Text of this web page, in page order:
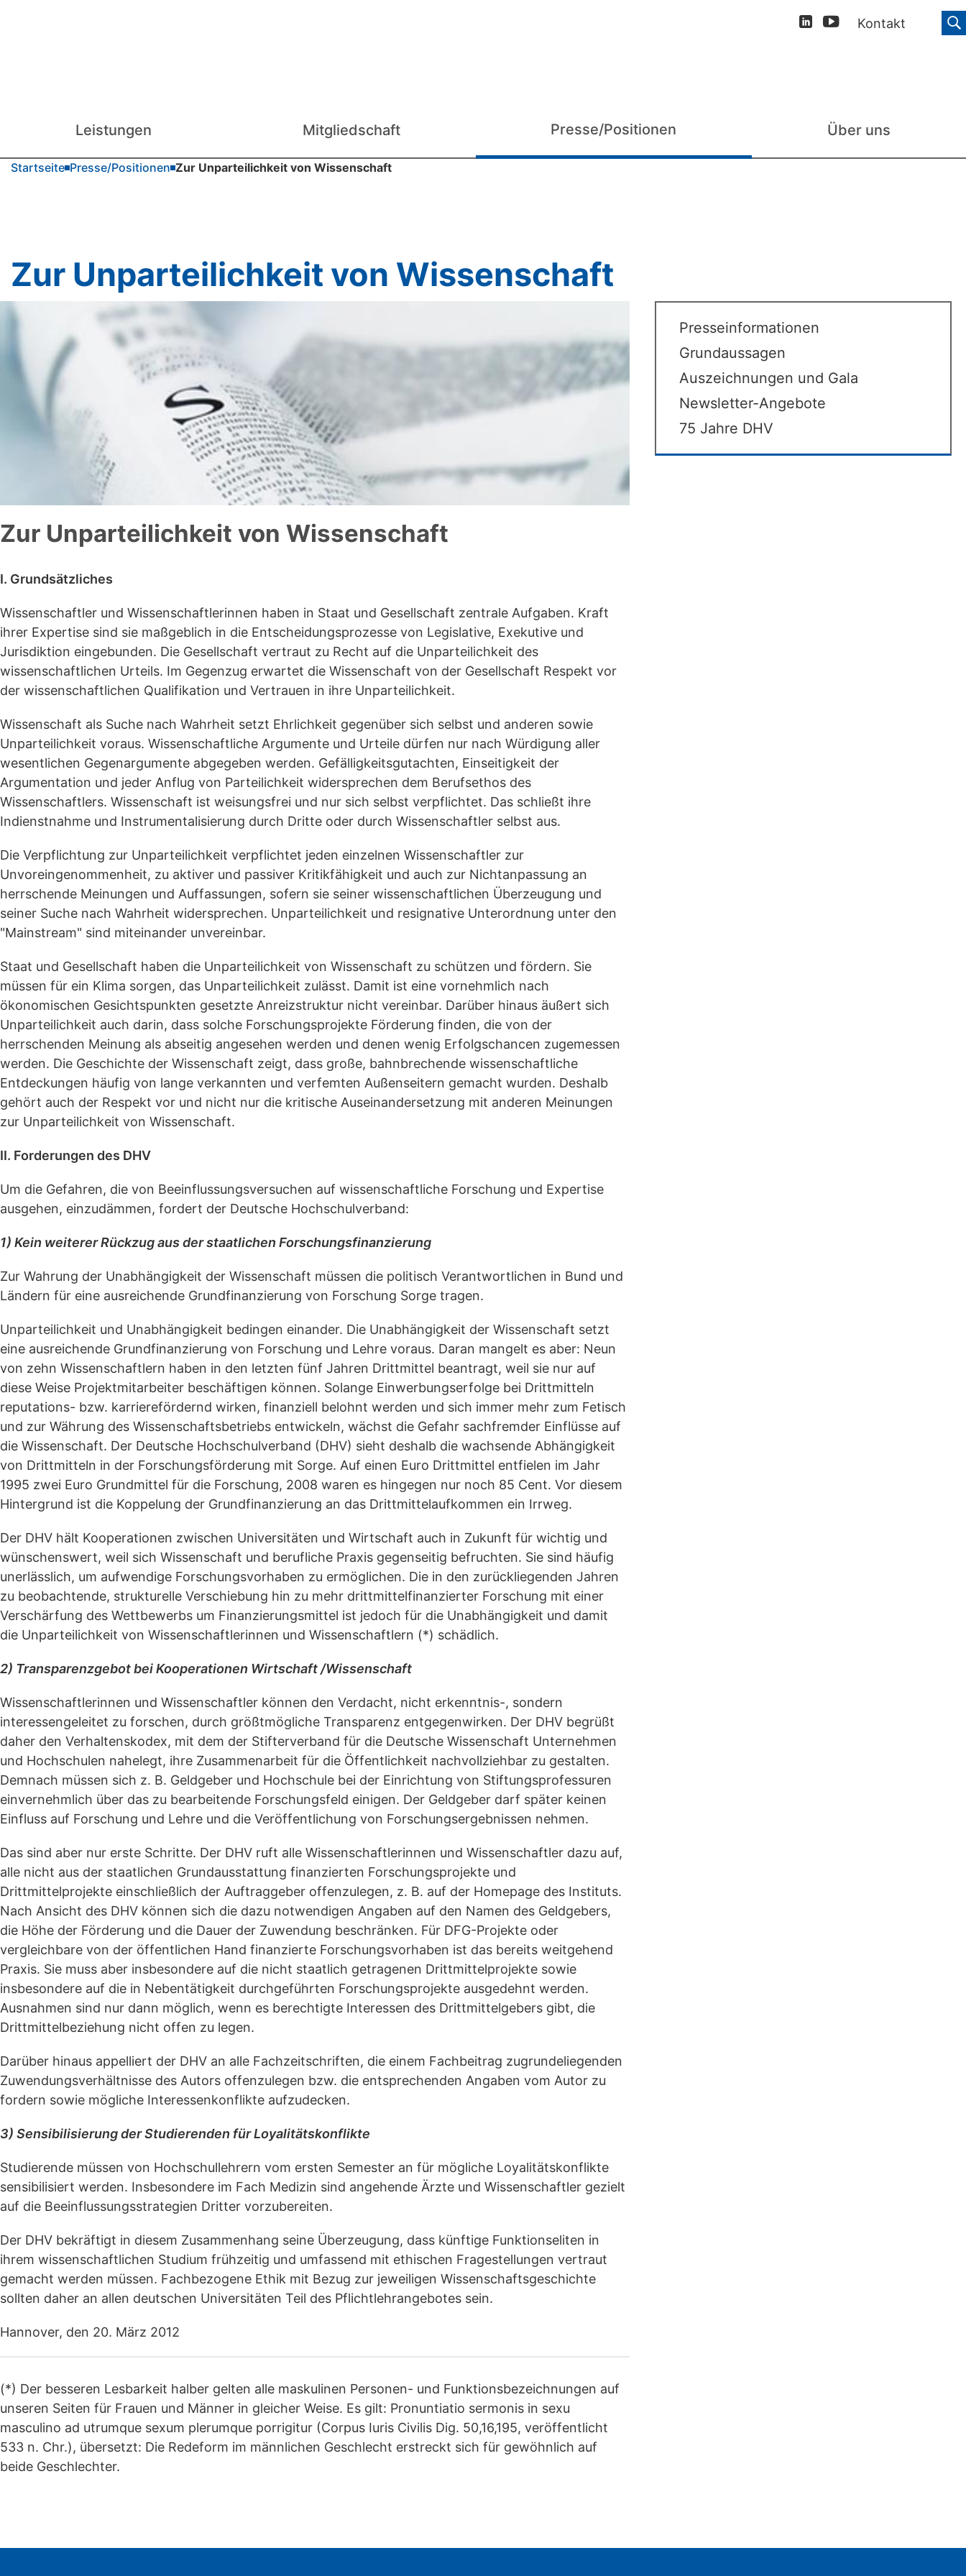
Kontakt
Leistungen Mitgliedschaft Presse/Positionen Über uns
Startseite Presse/Positionen Zur Unparteilichkeit von Wissenschaft
Zur Unparteilichkeit von Wissenschaft
Zur Unparteilichkeit von Wissenschaft
I. Grundsätzliches
Wissenschaftler und Wissenschaftlerinnen haben in Staat und Gesellschaft zentrale Aufgaben. Kraft
ihrer Expertise sind sie maßgeblich in die Entscheidungsprozesse von Legislative, Exekutive und
Jurisdiktion eingebunden. Die Gesellschaft vertraut zu Recht auf die Unparteilichkeit des
wissenschaftlichen Urteils. Im Gegenzug erwartet die Wissenschaft von der Gesellschaft Respekt vor
der wissenschaftlichen Qualifikation und Vertrauen in ihre Unparteilichkeit.
Wissenschaft als Suche nach Wahrheit setzt Ehrlichkeit gegenüber sich selbst und anderen sowie
Unparteilichkeit voraus. Wissenschaftliche Argumente und Urteile dürfen nur nach Würdigung aller
wesentlichen Gegenargumente abgegeben werden. Gefälligkeitsgutachten, Einseitigkeit der
Argumentation und jeder Anflug von Parteilichkeit widersprechen dem Berufsethos des
Wissenschaftlers. Wissenschaft ist weisungsfrei und nur sich selbst verpflichtet. Das schließt ihre
Indienstnahme und Instrumentalisierung durch Dritte oder durch Wissenschaftler selbst aus.
Die Verpflichtung zur Unparteilichkeit verpflichtet jeden einzelnen Wissenschaftler zur
Unvoreingenommenheit, zu aktiver und passiver Kritikfähigkeit und auch zur Nichtanpassung an
herrschende Meinungen und Auffassungen, sofern sie seiner wissenschaftlichen Überzeugung und
seiner Suche nach Wahrheit widersprechen. Unparteilichkeit und resignative Unterordnung unter den
"Mainstream" sind miteinander unvereinbar.
Staat und Gesellschaft haben die Unparteilichkeit von Wissenschaft zu schützen und fördern. Sie
müssen für ein Klima sorgen, das Unparteilichkeit zulässt. Damit ist eine vornehmlich nach
ökonomischen Gesichtspunkten gesetzte Anreizstruktur nicht vereinbar. Darüber hinaus äußert sich
Unparteilichkeit auch darin, dass solche Forschungsprojekte Förderung finden, die von der
herrschenden Meinung als abseitig angesehen werden und denen wenig Erfolgschancen zugemessen
werden. Die Geschichte der Wissenschaft zeigt, dass große, bahnbrechende wissenschaftliche
Entdeckungen häufig von lange verkannten und verfemten Außenseitern gemacht wurden. Deshalb
gehört auch der Respekt vor und nicht nur die kritische Auseinandersetzung mit anderen Meinungen
zur Unparteilichkeit von Wissenschaft.
II. Forderungen des DHV
Um die Gefahren, die von Beeinflussungsversuchen auf wissenschaftliche Forschung und Expertise
ausgehen, einzudämmen, fordert der Deutsche Hochschulverband:
1) Kein weiterer Rückzug aus der staatlichen Forschungsfinanzierung
Zur Wahrung der Unabhängigkeit der Wissenschaft müssen die politisch Verantwortlichen in Bund und
Ländern für eine ausreichende Grundfinanzierung von Forschung Sorge tragen.
Unparteilichkeit und Unabhängigkeit bedingen einander. Die Unabhängigkeit der Wissenschaft setzt
eine ausreichende Grundfinanzierung von Forschung und Lehre voraus. Daran mangelt es aber: Neun
von zehn Wissenschaftlern haben in den letzten fünf Jahren Drittmittel beantragt, weil sie nur auf
diese Weise Projektmitarbeiter beschäftigen können. Solange Einwerbungserfolge bei Drittmitteln
reputations- bzw. karrierefördernd wirken, finanziell belohnt werden und sich immer mehr zum Fetisch
und zur Währung des Wissenschaftsbetriebs entwickeln, wächst die Gefahr sachfremder Einflüsse auf
die Wissenschaft. Der Deutsche Hochschulverband (DHV) sieht deshalb die wachsende Abhängigkeit
von Drittmitteln in der Forschungsförderung mit Sorge. Auf einen Euro Drittmittel entfielen im Jahr
1995 zwei Euro Grundmittel für die Forschung, 2008 waren es hingegen nur noch 85 Cent. Vor diesem
Hintergrund ist die Koppelung der Grundfinanzierung an das Drittmittelaufkommen ein Irrweg.
Der DHV hält Kooperationen zwischen Universitäten und Wirtschaft auch in Zukunft für wichtig und
wünschenswert, weil sich Wissenschaft und berufliche Praxis gegenseitig befruchten. Sie sind häufig
unerlässlich, um aufwendige Forschungsvorhaben zu ermöglichen. Die in den zurückliegenden Jahren
zu beobachtende, strukturelle Verschiebung hin zu mehr drittmittelfinanzierter Forschung mit einer
Verschärfung des Wettbewerbs um Finanzierungsmittel ist jedoch für die Unabhängigkeit und damit
die Unparteilichkeit von Wissenschaftlerinnen und Wissenschaftlern (*) schädlich.
2) Transparenzgebot bei Kooperationen Wirtschaft /Wissenschaft
Wissenschaftlerinnen und Wissenschaftler können den Verdacht, nicht erkenntnis-, sondern
interessengeleitet zu forschen, durch größtmögliche Transparenz entgegenwirken. Der DHV begrüßt
daher den Verhaltenskodex, mit dem der Stifterverband für die Deutsche Wissenschaft Unternehmen
und Hochschulen nahelegt, ihre Zusammenarbeit für die Öffentlichkeit nachvollziehbar zu gestalten.
Demnach müssen sich z. B. Geldgeber und Hochschule bei der Einrichtung von Stiftungsprofessuren
einvernehmlich über das zu bearbeitende Forschungsfeld einigen. Der Geldgeber darf später keinen
Einfluss auf Forschung und Lehre und die Veröffentlichung von Forschungsergebnissen nehmen.
Das sind aber nur erste Schritte. Der DHV ruft alle Wissenschaftlerinnen und Wissenschaftler dazu auf,
alle nicht aus der staatlichen Grundausstattung finanzierten Forschungsprojekte und
Drittmittelprojekte einschließlich der Auftraggeber offenzulegen, z. B. auf der Homepage des Instituts.
Nach Ansicht des DHV können sich die dazu notwendigen Angaben auf den Namen des Geldgebers,
die Höhe der Förderung und die Dauer der Zuwendung beschränken. Für DFG-Projekte oder
vergleichbare von der öffentlichen Hand finanzierte Forschungsvorhaben ist das bereits weitgehend
Praxis. Sie muss aber insbesondere auf die nicht staatlich getragenen Drittmittelprojekte sowie
insbesondere auf die in Nebentätigkeit durchgeführten Forschungsprojekte ausgedehnt werden.
Ausnahmen sind nur dann möglich, wenn es berechtigte Interessen des Drittmittelgebers gibt, die
Drittmittelbeziehung nicht offen zu legen.
Darüber hinaus appelliert der DHV an alle Fachzeitschriften, die einem Fachbeitrag zugrundeliegenden
Zuwendungsverhältnisse des Autors offenzulegen bzw. die entsprechenden Angaben vom Autor zu
fordern sowie mögliche Interessenkonflikte aufzudecken.
3) Sensibilisierung der Studierenden für Loyalitätskonflikte
Studierende müssen von Hochschullehrern vom ersten Semester an für mögliche Loyalitätskonflikte
sensibilisiert werden. Insbesondere im Fach Medizin sind angehende Ärzte und Wissenschaftler gezielt
auf die Beeinflussungsstrategien Dritter vorzubereiten.
Der DHV bekräftigt in diesem Zusammenhang seine Überzeugung, dass künftige Funktionseliten in
ihrem wissenschaftlichen Studium frühzeitig und umfassend mit ethischen Fragestellungen vertraut
gemacht werden müssen. Fachbezogene Ethik mit Bezug zur jeweiligen Wissenschaftsgeschichte
sollten daher an allen deutschen Universitäten Teil des Pflichtlehrangebotes sein.
Hannover, den 20. März 2012
(*) Der besseren Lesbarkeit halber gelten alle maskulinen Personen- und Funktionsbezeichnungen auf
unseren Seiten für Frauen und Männer in gleicher Weise. Es gilt: Pronuntiatio sermonis in sexu
masculino ad utrumque sexum plerumque porrigitur (Corpus Iuris Civilis Dig. 50,16,195, veröffentlicht
533 n. Chr.), übersetzt: Die Redeform im männlichen Geschlecht erstreckt sich für gewöhnlich auf
beide Geschlechter.
Presseinformationen
Grundaussagen
Auszeichnungen und Gala
Newsletter-Angebote
75 Jahre DHV